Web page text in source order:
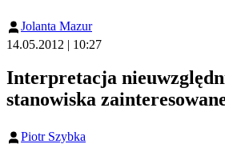
Jolanta Mazur
14.05.2012 | 10:27
Interpretacja
stanowiska
Piotr Szybka